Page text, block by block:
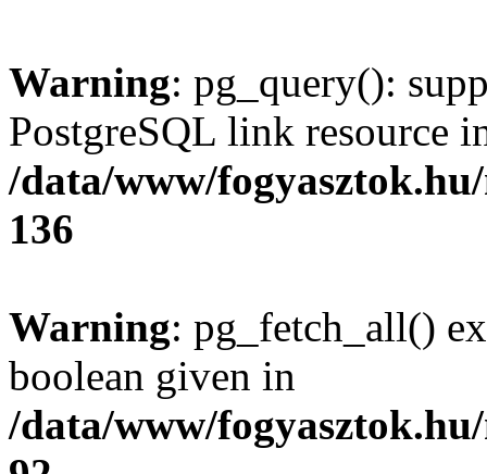
Warning: pg_query():
PostgreSQL link resource
/data/www/
136
Warning: pg_fetch_all()
boolean given in
/data/www/